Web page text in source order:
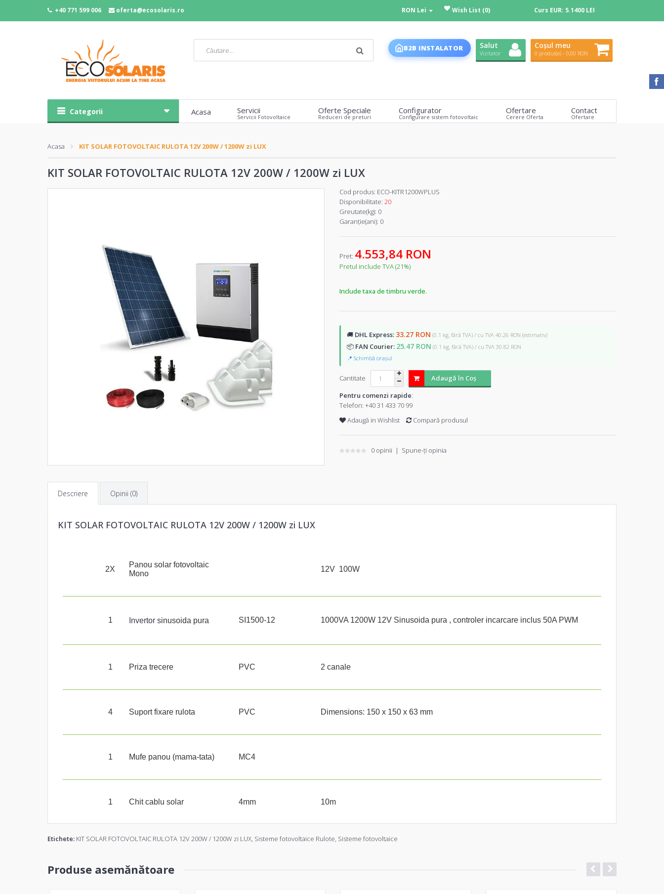
+40 771 599 006 oferta@ecosolaris.ro RON Lei Wish List (0) Curs EUR: 5.1400 LEI
B2B INSTALATOR Salut
Vizitator
Coșul meu
0 produs(e) - 0,00 RON
Categorii Acasa Servicii
Servicii Fotovoltaice
Oferte Speciale
Reduceri de preturi
Configurator
Configurare sistem fotovoltaic
Ofertare
Cerere Oferta
Contact
Ofertare
Acasa KIT SOLAR FOTOVOLTAIC RULOTA 12V 200W / 1200W zi LUX
KIT SOLAR FOTOVOLTAIC RULOTA 12V 200W / 1200W zi LUX
Cod produs: ECO-KITR1200WPLUS
Disponibilitate: 20
Greutate(kg): 0
Garanţie(ani): 0
Pret: 4.553,84 RON
Pretul include TVA (21%)
Include taxa de timbru verde.
🚚 DHL Express: 33.27 RON (0.1 kg, fără TVA) / cu TVA 40.26 RON (estimativ)
📦 FAN Courier: 25.47 RON (0.1 kg, fără TVA) / cu TVA 30.82 RON
📍 Schimbă orașul
Cantitate
Adaugă în Coş
Pentru comenzi rapide:
Telefon: +40 31 433 70 99
Adaugă in Wishlist
Compară produsul
0 opinii | Spune-ţi opinia
Descriere Opinii (0)
KIT SOLAR FOTOVOLTAIC RULOTA 12V 200W / 1200W zi LUX
2X
Panou solar fotovoltaic
Mono
12V 100W
1 Invertor sinusoida pura SI1500-12 1000VA 1200W 12V Sinusoida pura , controler incarcare inclus 50A PWM
1 Priza trecere PVC 2 canale
4 Suport fixare rulota PVC Dimensions: 150 x 150 x 63 mm
1 Mufe panou (mama-tata) MC4
1 Chit cablu solar 4mm 10m
Etichete: KIT SOLAR FOTOVOLTAIC RULOTA 12V 200W / 1200W zi LUX, Sisteme fotovoltaice Rulote, Sisteme fotovoltaice
Produse asemănătoare